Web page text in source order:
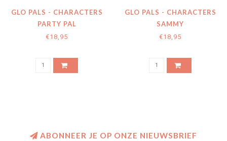
GLO PALS - CHARACTERS
PARTY PAL
€18,95
GLO PALS - CHARACTERS
SAMMY
€18,95
ABONNEER JE OP ONZE NIEUWSBRIEF